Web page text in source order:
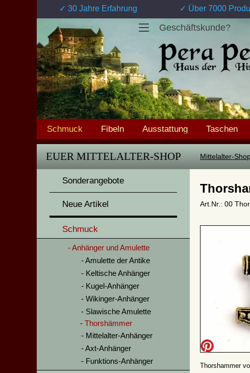
✓ 30 Jahre Erfahrung ✓ Über 7000
Geschäftskunde?
Schmuck Fibeln Ausstattung Taschen
EUER MITTELALTER-SHOP
Sonderangebote
Neue Artikel
Schmuck
Anhänger und Amulette
Amulette der Antike
Keltische Anhänger
Kugel-Anhänger
Wikinger-Anhänger
Slawische Amulette
Thorshämmer
Mittelalter-Anhänger
Axt-Anhänger
Funktions-Anhänger
Mittelalter-
Art.Nr.: 00
Thorshammer